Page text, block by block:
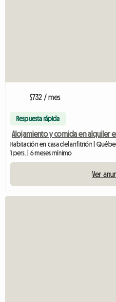
$732 / mes
Respuesta rápida
Habitación en casa del anfitrión |
1 pers. | 6 meses mínimo
Ver